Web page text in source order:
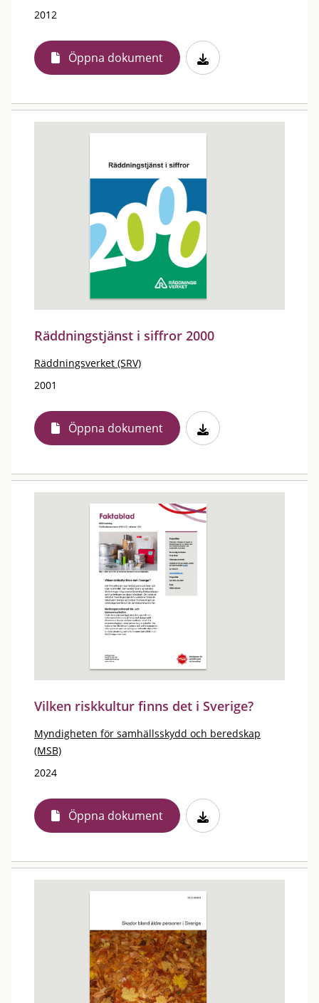
2012
Öppna dokument
Räddningstjänst i siffror 2000
Räddningsverket (SRV)
2001
Öppna dokument
Vilken riskkultur finns det i Sverige?
Myndigheten för samhällsskydd och beredskap
(MSB)
2024
Öppna dokument